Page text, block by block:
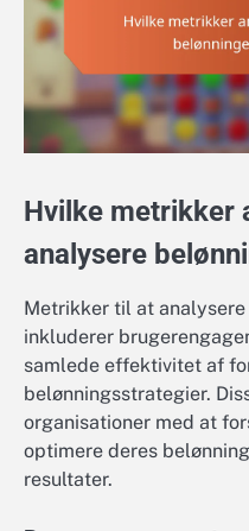
Hvilke metrikker
analysere
Metrikker til at
inkluderer
samlede effektivitet af
belønningsstrategier.
organisationer med at
optimere deres
resultater.